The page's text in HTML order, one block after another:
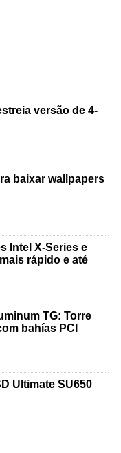
versão de 4-
baixar wallpapers
Intel X-Series e
rápido e até
TG: Torre
bahías PCI
Ultimate SU650